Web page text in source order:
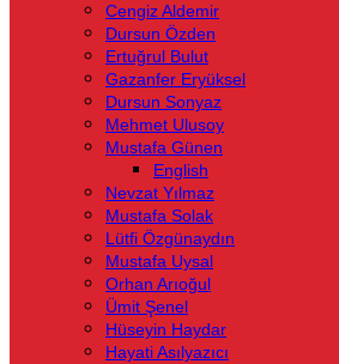
Cengiz Aldemir
Dursun Özden
Ertuğrul Bulut
Gazanfer Eryüksel
Dursun Sonyaz
Mehmet Ulusoy
Mustafa Günen
English
Nevzat Yılmaz
Mustafa Solak
Lütfi Özgünaydın
Mustafa Uysal
Orhan Arıoğul
Ümit Şenel
Hüseyin Haydar
Hayati Asılyazıcı